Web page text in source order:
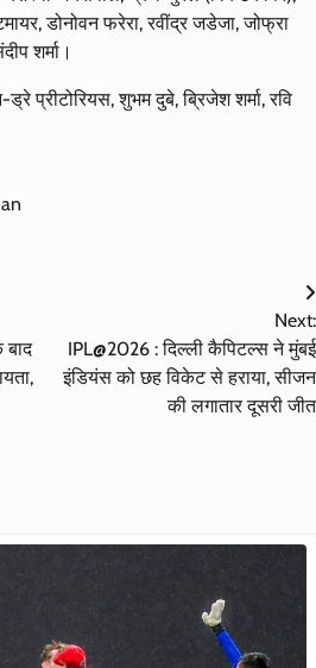
डोनोवन फरेरा, रवींद्र जडेजा, जोफ्रा
शर्मा।
प्रीटोरियस, शुभम दुबे, ब्रिजेश शर्मा, रवि
Next:
IPL@2026 : दिल्ली कैपिटल्स ने मुंबई
इंडियंस को छह विकेट से हराया, सीजन
की लगातार दूसरी जीत